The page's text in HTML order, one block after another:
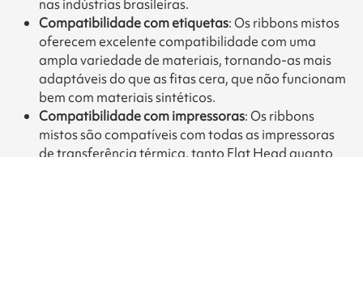
nas indústrias brasileiras.
Compatibilidade com etiquetas: Os ribbons mistos
oferecem excelente compatibilidade com uma
ampla variedade de materiais, tornando-as mais
adaptáveis do que as fitas cera, que não funcionam
bem com materiais sintéticos.
Compatibilidade com impressoras: Os ribbons
mistos são compatíveis com todas as impressoras
de transferência térmica, tanto Flat Head quanto